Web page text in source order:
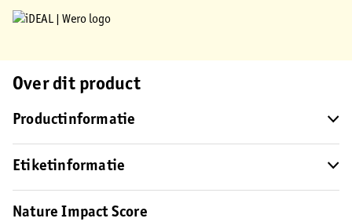
Over dit product
Productinformatie
Etiketinformatie
Nature Impact Score